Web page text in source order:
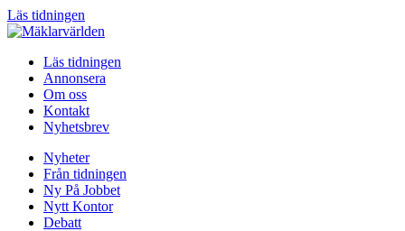
Läs tidningen
Läs tidningen
Annonsera
Om oss
Kontakt
Nyhetsbrev
Nyheter
Från tidningen
Ny På Jobbet
Nytt Kontor
Debatt